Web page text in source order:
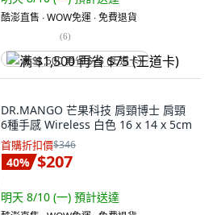
酷澎直售 ∙ WOW免運 ∙ 免費退貨
(6)
满 $1,500 再省 $75 (王道卡)
DR.MANGO 芒果科技 肩頸博士 肩頸
6種手感 Wireless 白色 16 x 14 x 5cm
首購折扣價$346
40% $207
明天 8/10 (一) 預計送達